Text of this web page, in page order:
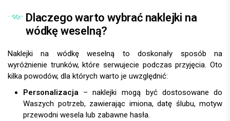
Dlaczego warto wybrać naklejki na
wódkę weselną?
Naklejki na wódkę weselną to doskonały sposób na
wyróżnienie trunków, które serwujecie podczas przyjęcia. Oto
kilka powodów, dla których warto je uwzględnić:
Personalizacja – naklejki mogą być dostosowane do
Waszych potrzeb, zawierając imiona, datę ślubu, motyw
przewodni wesela lub zabawne hasła.